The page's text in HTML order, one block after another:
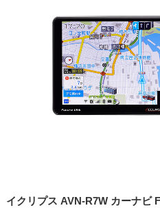
イクリプス AVN-R7W カーナビ